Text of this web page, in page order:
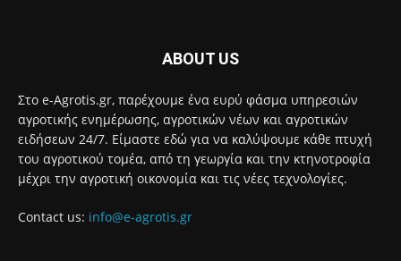
ABOUT US
Στο e-Agrotis.gr, παρέχουμε ένα ευρύ φάσμα υπηρεσιών
αγροτικής ενημέρωσης, αγροτικών νέων και αγροτικών
ειδήσεων 24/7. Είμαστε εδώ για να καλύψουμε κάθε πτυχή
του αγροτικού τομέα, από τη γεωργία και την κτηνοτροφία
μέχρι την αγροτική οικονομία και τις νέες τεχνολογίες.
Contact us: info@e-agrotis.gr